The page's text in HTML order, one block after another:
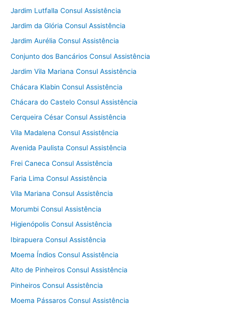
Jardim Lutfalla Consul Assistência
Jardim da Glória Consul Assistência
Jardim Aurélia Consul Assistência
Conjunto dos Bancários Consul Assistência
Jardim Vila Mariana Consul Assistência
Chácara Klabin Consul Assistência
Chácara do Castelo Consul Assistência
Cerqueira César Consul Assistência
Vila Madalena Consul Assistência
Avenida Paulista Consul Assistência
Frei Caneca Consul Assistência
Faria Lima Consul Assistência
Vila Mariana Consul Assistência
Morumbi Consul Assistência
Higienópolis Consul Assistência
Ibirapuera Consul Assistência
Moema Índios Consul Assistência
Alto de Pinheiros Consul Assistência
Pinheiros Consul Assistência
Moema Pássaros Consul Assistência